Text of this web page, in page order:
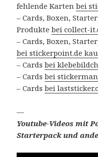
fehlende Kartenbei
– Cards, Boxen,
Produktebei collect-
– Cards, Boxen,
bei stickerpoint.de
– Cardsbei
– Cardsbei
– Cardsbei
—
Youtube-Videos mit
Starterpack und